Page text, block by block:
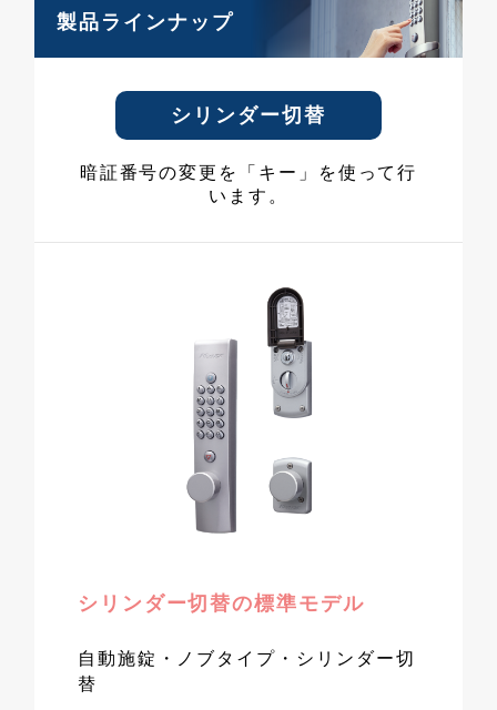
製品ラインナップ
シリンダー切替
暗証番号の変更を「キー」を使って行
います。
シリンダー切替の標準モデル
自動施錠・ノブタイプ・シリンダー切
替